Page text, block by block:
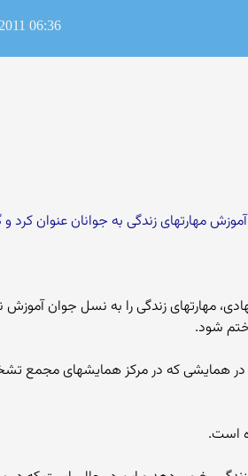
06:36
مهارتهای زندگی به جوانان عنوان کرد
مهارتهای زندگی را به نسل جوان
ختم شود.
در همایشی که در مرکز همایشهای
است.